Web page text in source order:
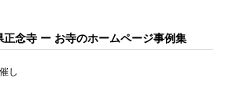
正念寺 ー お寺のホームページ事例集
し